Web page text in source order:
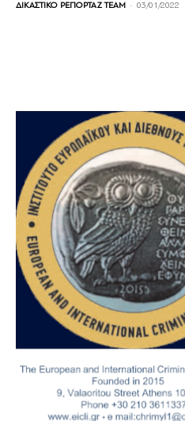
ΔΙΚΑΣΤΙΚΟ ΡΕΠΟΡΤΑΖ TEAM - 03/01/2022